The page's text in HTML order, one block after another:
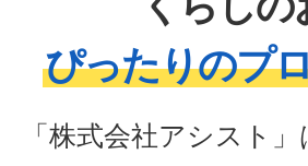
ぴったりのプ
「株式会社アシスト